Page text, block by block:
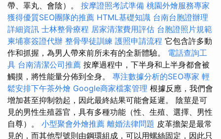
帶、睪丸、會陰）。 按摩證照考試準備 桃園外燴服務專家
獲得優質SEO團隊的推薦 HTML基礎知識 台南台胞證辦理
詳細資訊 士林整骨療程 居家清潔費用評估 台胞證照片規範
柬埔寨簽證代辦 整骨學徒訓練 護照申請流程 它包含許多動
作和抓握，為男人帶來前所未有的全新體驗。 電話查詢工
具 台南清潔公司推薦 按摩過程中，下半身和上半身都會被
觸摸，將性能量分佈到全身。 專注數據分析的SEO專家 輕
鬆安排下午茶外燴 Google商家檔案管理 根據反應，我們會
增加甚至抑制勃起，因此最終結果可能會延遲。 陰莖是可
見的男性生殖器官，具有多種功能（性、生殖、選擇、男性
自尊）。 小型聚會外燴推薦 離婚法律問題 皮革擔架是最常
見的，而其他型號則由鋼環組成，可以用螺絲固定，因此只